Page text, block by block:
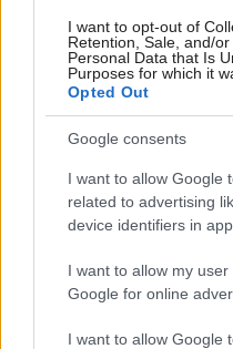
I want to opt-out of
Retention, Sale, and/
Personal Data that Is
Purposes for which it
Opted Out
Google consents
I want to allow Google
related to advertising
device identifiers in
I want to allow my
Google for online
I want to allow Google